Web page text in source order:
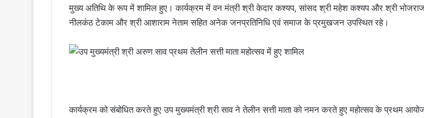
मुख्य अतिथि के रूप में शामिल हुए। कार्यक्रम में वन मंत्री श्री केदार कश्यप, सांसद श्री महेश कश्यप और श्री
नीलकंठ टेकाम और श्री आशाराम नेताम सहित अनेक जनप्रतिनिधि एवं समाज के प्रमुखजन उपस्थित रहे।
कार्यक्रम को संबोधित करते हुए उप मुख्यमंत्री श्री साव ने तेलीन सत्ती माता को नमन करते हुए महोत्सव के प्रथम